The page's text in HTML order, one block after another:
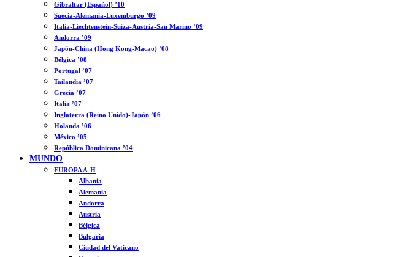
Gibraltar (Español) ’10
Suecia-Alemania-Luxemburgo ’09
Italia-Liechtenstein-Suiza-Austria-San Marino ’09
Andorra ’09
Japón-China (Hong Kong-Macao) ’08
Bélgica ’08
Portugal ’07
Tailandia ’07
Grecia ’07
Italia ’07
Inglaterra (Reino Unido)-Japón ’06
Holanda ’06
México ’05
República Dominicana ’04
MUNDO
EUROPA A-H
Albania
Alemania
Andorra
Austria
Bélgica
Bulgaria
Ciudad del Vaticano